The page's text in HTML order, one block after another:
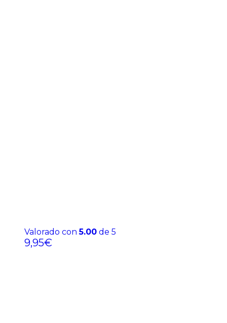
Valorado con5.00 de 5
9,95€